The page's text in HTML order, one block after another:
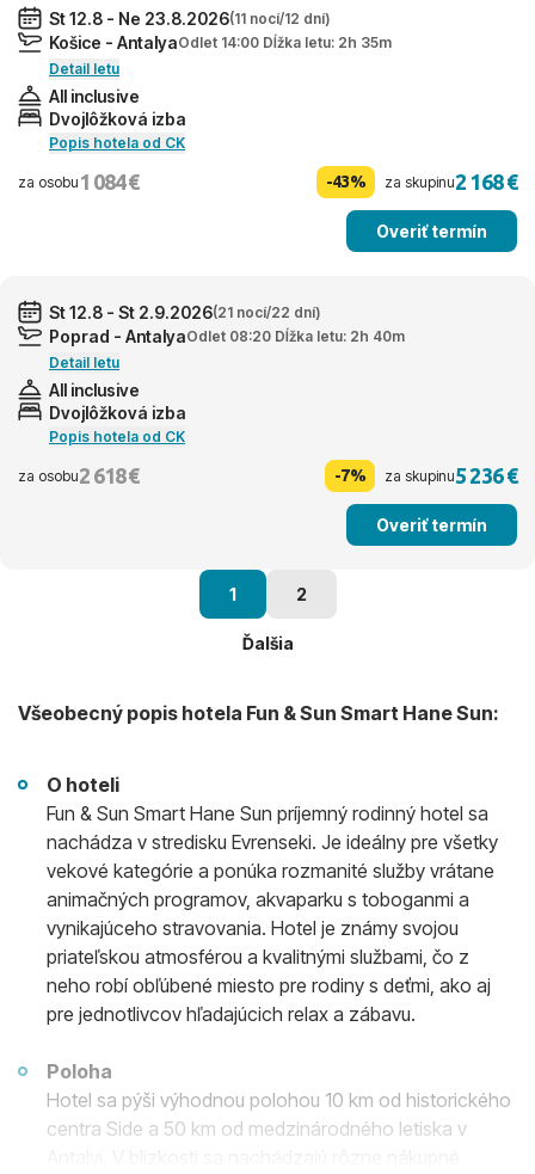
St 12.8 - Ne 23.8.2026(11 nocí/12 dní)
Košice - AntalyaOdlet 14:00 Dĺžka letu: 2h 35m
Detail letu
All inclusive
Dvojlôžková izba
Popis hotela od CK
za osobu 1 084 € -43% za skupinu2 168 €
Overiť termín
St 12.8 - St 2.9.2026(21 nocí/22 dní)
Poprad - AntalyaOdlet 08:20 Dĺžka letu: 2h 40m
Detail letu
All inclusive
Dvojlôžková izba
Popis hotela od CK
za osobu2 618 € -7% za skupinu5 236 €
Overiť termín
1 2
Ďalšia
Všeobecný popis hotela Fun & Sun Smart Hane Sun:
O hoteli
Fun & Sun Smart Hane Sun príjemný rodinný hotel sa
nachádza v stredisku Evrenseki. Je ideálny pre všetky
vekové kategórie a ponúka rozmanité služby vrátane
animačných programov, akvaparku s toboganmi a
vynikajúceho stravovania. Hotel je známy svojou
priateľskou atmosférou a kvalitnými službami, čo z
neho robí obľúbené miesto pre rodiny s deťmi, ako aj
pre jednotlivcov hľadajúcich relax a zábavu.
Poloha
Hotel sa pýši výhodnou polohou 10 km od historického
centra Side a 50 km od medzinárodného letiska v